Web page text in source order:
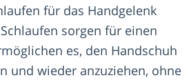
für das Handgelenk
sorgen für einen
es, den Handschuh
und wieder anzuziehen, ohne